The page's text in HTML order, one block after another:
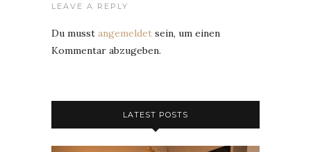
LEAVE A REPLY
Du musst angemeldet sein, um einen
Kommentar abzugeben.
LATEST POSTS